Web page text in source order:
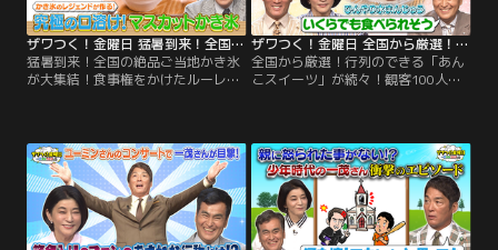
ザワつく！金曜日 猛暑到来！全国の絶品ご当地かき氷が大集結！食事権をかけたルーレットで大盛り上がり（2026/07/17放送分）
猛暑到来！全国の絶品ご当地かき氷
が大集結！食事権をかけたルーレッ
謎】 最近の支払い事情をテーマにザ
ワつくトリオが語り合う！ちさ子が
「Vポイント」を活用し始めたとい
う話題から、一茂の意外な私生活が
発覚。 クレジットカード派を自称す
る一茂だったが…。
ザワつく！金曜日 全国から厳選！行列のできる「あんこスイーツ」が続々！観客100人が食べたいのはどれ？（2026/07/10放送分）
全国から厳選！行列のできる「あん
こスイーツ」が続々！観客100人が
ちさ子は、アメリカの高校に留学し
ていた長男の卒業式にまつわるエピ
ソードを披露！まさかのアメリカ流
の驚きのマッチングシステムにスタ
ジオも騒然！